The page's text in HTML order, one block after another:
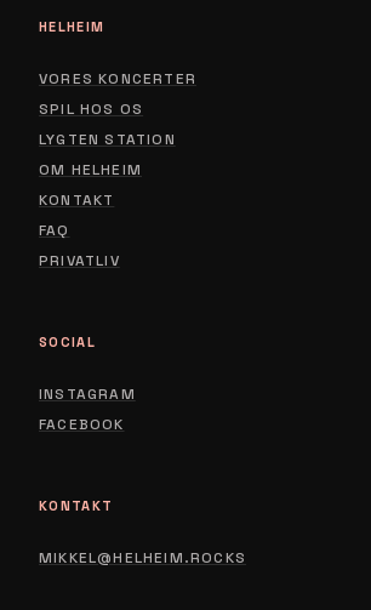
HELHEIM
VORES KONCERTER
SPIL HOS OS
LYGTEN STATION
OM HELHEIM
KONTAKT
FAQ
PRIVATLIVPRIVACY POLICY
SOCIAL
INSTAGRAM
FACEBOOK
KONTAKT
MIKKEL@HELHEIM.ROCKS